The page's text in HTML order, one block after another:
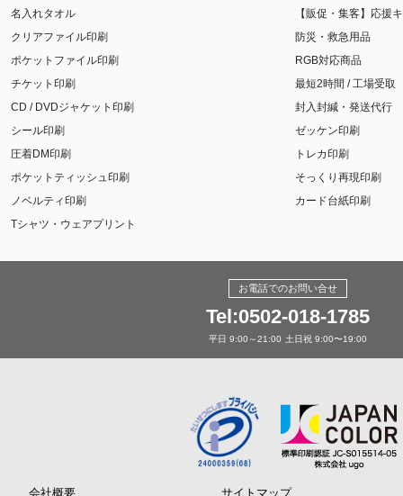
名入れタオル
クリアファイル印刷
ポケットファイル印刷
チケット印刷
CD / DVDジャケット印刷
シール印刷
圧着DM印刷
ポケットティッシュ印刷
ノベルティ印刷
Tシャツ・ウェアプリント
【販促・集客】応援
防災・救急用品
RGB対応商品
最短2時間 / 工場受取
封入封緘・発送代行
ゼッケン印刷
トレカ印刷
そっくり再現印刷
カード台紙印刷
お電話でのお問い合せ
Tel:0502-018-1785
平日 9:00～21:00 土日祝 9:00〜19:00
会社概要 サイトマップ